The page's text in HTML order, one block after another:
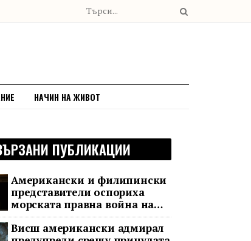
НАЧИН НА ЖИВОТ
ПУБЛИКАЦИИ
Американски и филипински
представители оспориха
морската правна война на
Пекин
Висш американски адмирал